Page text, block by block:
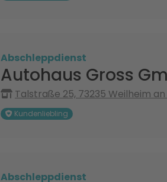
Abschleppdienst
Autohaus Gross
Talstraße 25, 73235 Weilheim
Kundenliebling
Abschleppdienst